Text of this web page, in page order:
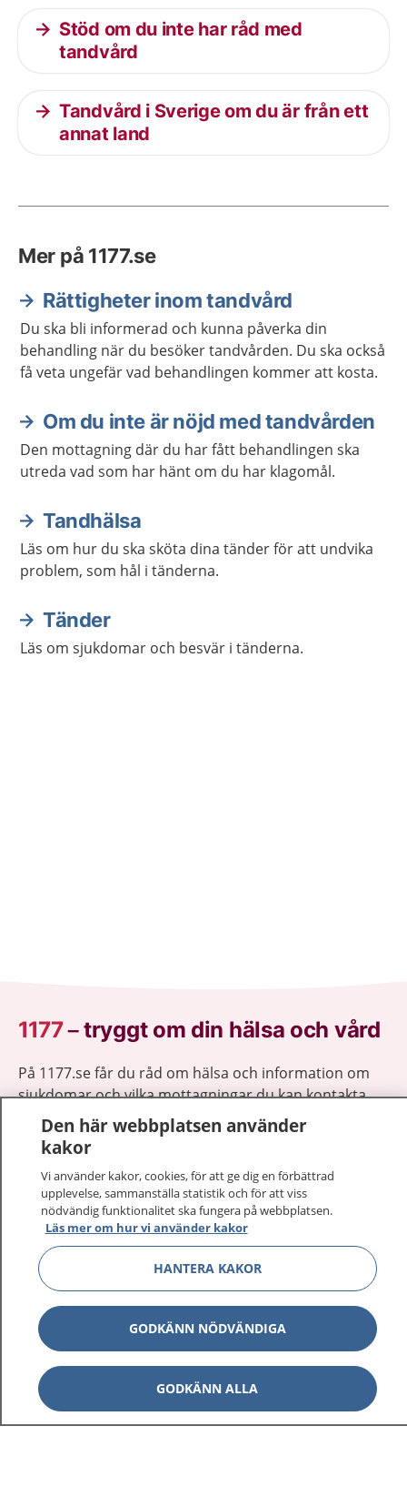
Stöd om du inte har råd med
tandvård
Tandvård i Sverige om du är från ett
annat land
Mer på 1177.se
Rättigheter inom tandvård
Du ska bli informerad och kunna påverka din
behandling när du besöker tandvården. Du ska också
få veta ungefär vad behandlingen kommer att kosta.
Om du inte är nöjd med tandvården
Den mottagning där du har fått behandlingen ska
utreda vad som har hänt om du har klagomål.
Tandhälsa
Läs om hur du ska sköta dina tänder för att undvika
problem, som hål i tänderna.
Tänder
Läs om sjukdomar och besvär i tänderna.
1177–tryggt om din hälsa och vård
På 1177.se får du råd om hälsa och information om
sjukdomar och vilka mottagningar du kan kontakta.
Logga in för att läsa din journal och göra dina
vårdärenden. Ring telefonnummer 1177 för
sjukvårdsrådgivning dygnet runt.
1177 ger dig råd när du vill må bättre.
1177 på flera språk Visa
Om 1177 Visa
Kontakt Visa
Den här webbplatsen använder
kakor
Vi använder kakor, cookies, för att ge dig en förbättrad
upplevelse, sammanställa statistik och för att viss
nödvändig funktionalitet ska fungera på webbplatsen.
Läs mer om hur vi använder kakor
HANTERA KAKOR
GODKÄNN NÖDVÄNDIGA
GODKÄNN ALLA